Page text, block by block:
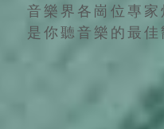
音樂界各崗位專家
是你聽音樂的最佳